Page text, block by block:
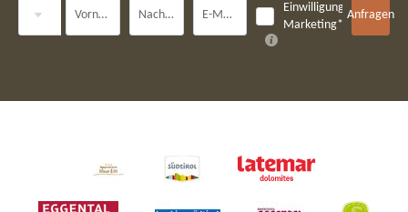
Vorname Nachname* E-Mail*
Einwilligung
Marketing*
Anfragen